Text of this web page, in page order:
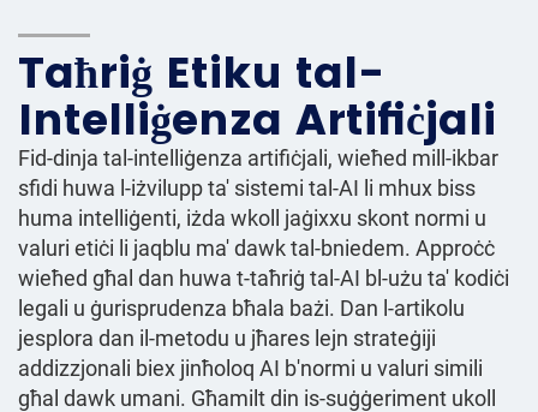
Taħriġ Etiku tal-
Intelliġenza Artifiċjali
Fid-dinja tal-intelliġenza artifiċjali, wieħed mill-ikbar
sfidi huwa l-iżvilupp ta' sistemi tal-AI li mhux biss
huma intelliġenti, iżda wkoll jaġixxu skont normi u
valuri etiċi li jaqblu ma' dawk tal-bniedem. Approċċ
wieħed għal dan huwa t-taħriġ tal-AI bl-użu ta' kodiċi
legali u ġurisprudenza bħala bażi. Dan l-artikolu
jesplora dan il-metodu u jħares lejn strateġiji
addizzjonali biex jinħoloq AI b'normi u valuri simili
għal dawk umani. Għamilt din is-suġġeriment ukoll